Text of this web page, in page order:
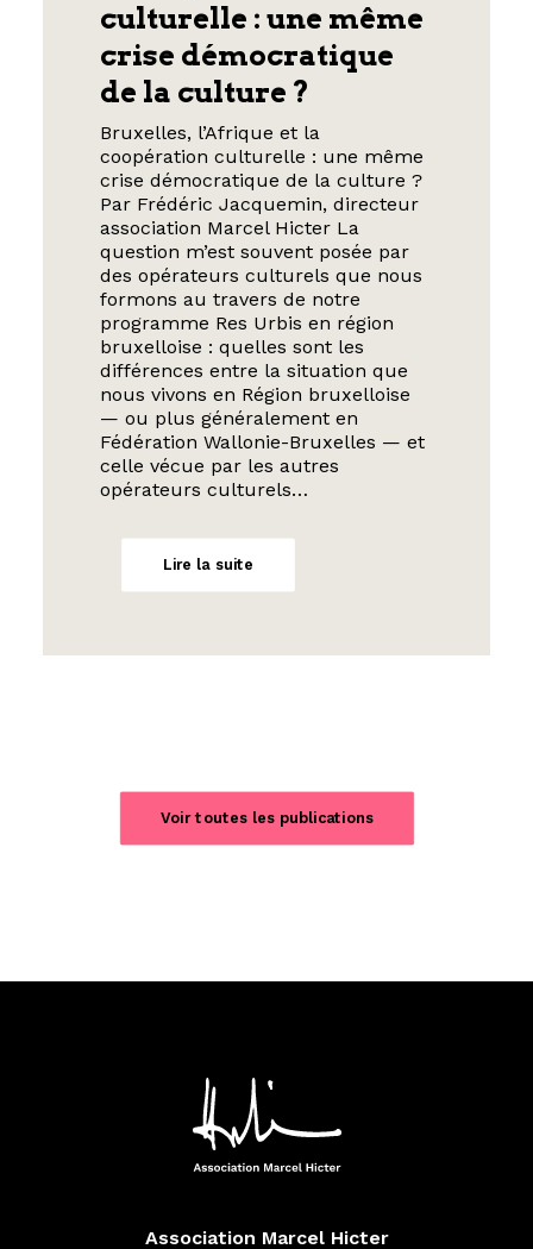
culturelle : une même
crise démocratique
de la culture ?
Bruxelles, l’Afrique et la
coopération culturelle : une même
crise démocratique de la culture ?
Par Frédéric Jacquemin, directeur
association Marcel Hicter La
question m’est souvent posée par
des opérateurs culturels que nous
formons au travers de notre
programme Res Urbis en région
bruxelloise : quelles sont les
différences entre la situation que
nous vivons en Région bruxelloise
— ou plus généralement en
Fédération Wallonie-Bruxelles — et
celle vécue par les autres
opérateurs culturels…
Lire la suite
Voir toutes les publications
Association Marcel Hicter